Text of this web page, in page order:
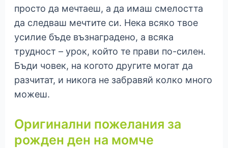
просто да мечтаеш, а да имаш смелостта
да следваш мечтите си. Нека всяко твое
усилие бъде възнаградено, а всяка
трудност – урок, който те прави по-силен.
Бъди човек, на когото другите могат да
разчитат, и никога не забравяй колко много
можеш.
Оригинални пожелания за
рожден ден на момче